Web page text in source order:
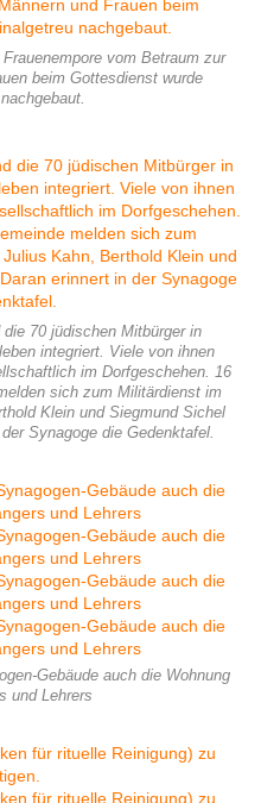
vom Betraum zur
beim Gottesdienst wurde
70 jüdischen Mitbürger in
integriert. Viele von ihnen
im Dorfgeschehen. 16
sich zum Militärdienst im
Klein und Siegmund Sichel
Synagoge die Gedenktafel.
Gebäude auch die Wohnung
und Lehrers